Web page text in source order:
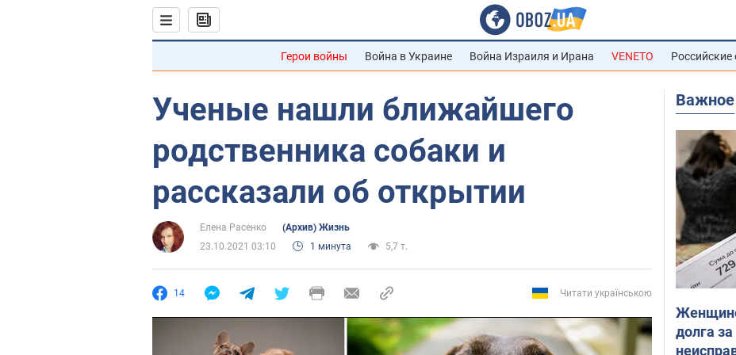
Герои войны Война в Украине Война Израиля и Ирана VENETO Российские
Ученые нашли ближайшего
родственника собаки и
рассказали об открытии
Елена Расенко
(Архив) Жизнь
23.10.2021 03:10
1 минута 5,7 т.
14 Читати українською
Важное
долга